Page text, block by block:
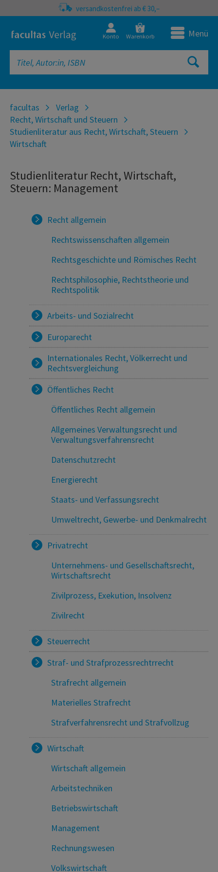
versandkostenfrei ab € 30,–
Konto
0
Warenkorb Menü
facultas
Verlag
Recht, Wirtschaft und Steuern
Studienliteratur aus Recht, Wirtschaft, Steuern
Wirtschaft
Studienliteratur Recht, Wirtschaft,
Steuern: Management
Recht allgemein
Rechtswissenschaften allgemein
Rechtsgeschichte und Römisches Recht
Rechtsphilosophie, Rechtstheorie und
Rechtspolitik
Arbeits- und Sozialrecht
Europarecht
Internationales Recht, Völkerrecht und
Rechtsvergleichung
Öffentliches Recht
Öffentliches Recht allgemein
Allgemeines Verwaltungsrecht und
Verwaltungsverfahrensrecht
Datenschutzrecht
Energierecht
Staats- und Verfassungsrecht
Umweltrecht, Gewerbe- und Denkmalrecht
Privatrecht
Unternehmens- und Gesellschaftsrecht,
Wirtschaftsrecht
Zivilprozess, Exekution, Insolvenz
Zivilrecht
Steuerrecht
Straf- und Strafprozessrechtrrecht
Strafrecht allgemein
Materielles Strafrecht
Strafverfahrensrecht und Strafvollzug
Wirtschaft
Wirtschaft allgemein
Arbeitstechniken
Betriebswirtschaft
Management
Rechnungswesen
Volkswirtschaft